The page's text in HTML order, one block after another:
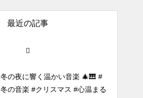
最近の記事
ほぼ日1フレーズ THE BLUE H
冬の夜に響く温かい音楽 🎄🎹 #
冬の音楽 #クリスマス #心温まる